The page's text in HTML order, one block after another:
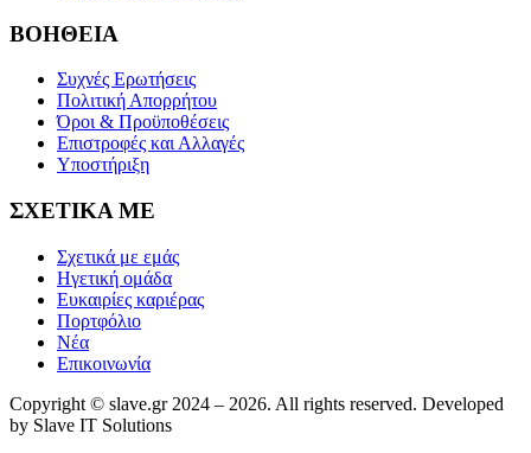
ΒΟΗΘΕΙΑ
Συχνές Ερωτήσεις
Πολιτική Απορρήτου
Όροι & Προϋποθέσεις
Επιστροφές και Αλλαγές
Υποστήριξη
ΣΧΕΤΙΚΑ ΜΕ
Σχετικά με εμάς
Ηγετική ομάδα
Ευκαιρίες καριέρας
Πορτφόλιο
Νέα
Επικοινωνία
Copyright © slave.gr 2024 – 2026. All rights reserved. Developed
by Slave IT Solutions